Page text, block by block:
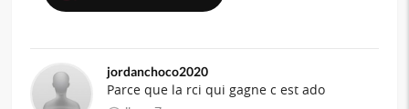
jordanchoco2020
Parce que la rci qui gagne c est ado